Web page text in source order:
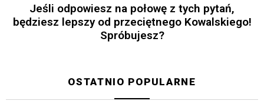
Jeśli odpowiesz na połowę z tych pytań,
będziesz lepszy od przeciętnego Kowalskiego!
Spróbujesz?
OSTATNIO POPULARNE